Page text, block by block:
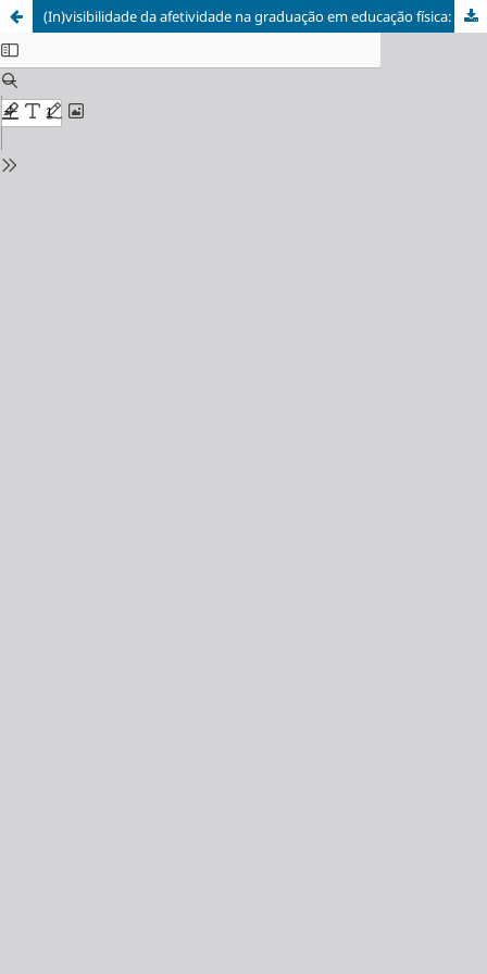
(In)visibilidade da afetividade na graduação em educação física: uma análise das DCNs e dos PPCs das universidades públicas de Mato Grosso